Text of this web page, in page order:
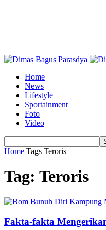
Home
News
Lifestyle
Sportainment
Foto
Video
Home Tags Teroris
Tag: Teroris
Fakta-fakta